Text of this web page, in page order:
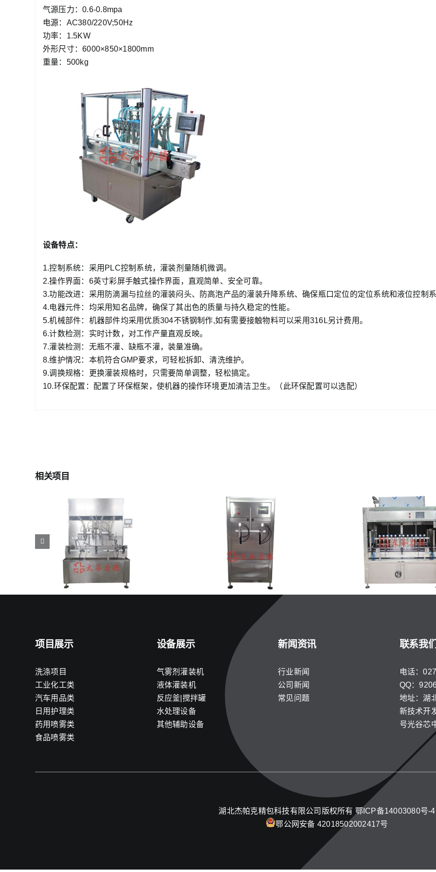
气源压力：0.6-0.8mpa
电源：AC380/220V;50Hz
功率：1.5KW
外形尺寸：6000×850×1800mm
重量：500kg
设备特点：
1.控制系统：采用PLC控制系统，灌装剂量随机微调。
2.操作界面：6英寸彩屏手触式操作界面，直观简单、安全可靠。
3.功能改进：采用防滴漏与拉丝的灌装闷头、防高泡产品的灌装升降系统、确保瓶口定位的定位系统和液位控制
4.电器元件：均采用知名品牌，确保了其出色的质量与持久稳定的性能。
5.机械部件：机器部件均采用优质304不锈钢制作,如有需要接触物料可以采用316L另计费用。
6.计数检测：实时计数，对工作产量直观反映。
7.灌装检测：无瓶不灌、缺瓶不灌，装量准确。
8.维护情况：本机符合GMP要求，可轻松拆卸、清洗维护。
9.调换规格：更换灌装规格时，只需要简单调整，轻松搞定。
10.环保配置：配置了环保框架，使机器的操作环境更加清洁卫生。（此环保配置可以选配）
相关项目
两头半自动液体灌装机 全自动液体灌装机|下潜式 半自动液体灌
项目展示
洗涤项目
工业化工类
汽车用品类
日用护理类
药用喷雾类
食品喷雾类
设备展示
气雾剂灌装机
液体灌装机
反应釜|搅拌罐
水处理设备
其他辅助设备
新闻资讯
行业新闻
公司新闻
常见问题
联系我
电话：
QQ：
地址：湖
新技术开
号光谷芯
湖北杰帕克精包科技有限公司版权所有 鄂ICP备14003080号-4
鄂公网安备 42018502002417号